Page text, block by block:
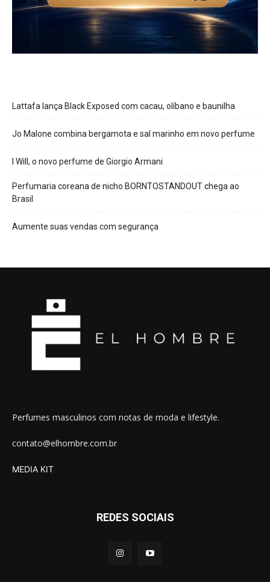
Lattafa lança Black Exposed com cacau, olíbano e baunilha
Jo Malone combina bergamota e sal marinho em novo perfume
I Will, o novo perfume de Giorgio Armani
Perfumaria coreana de nicho BORNTOSTANDOUT chega ao
Brasil
Aumente suas vendas com segurança
Perfumes masculinos com notas de moda e lifestyle.
contato@elhombre.com.br
MEDIA KIT
REDES SOCIAIS